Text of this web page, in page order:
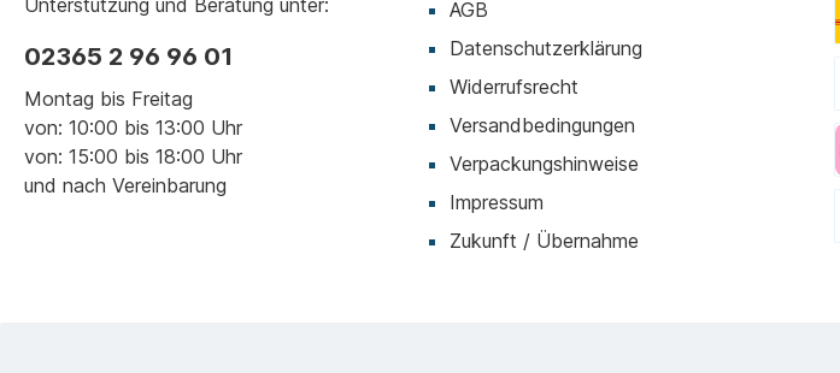
Unterstützung und Beratung unter:
02365 2 96 96 01
Montag bis Freitag
von: 10:00 bis 13:00 Uhr
von: 15:00 bis 18:00 Uhr
und nach Vereinbarung
AGB
Datenschutzerklärung
Widerrufsrecht
Versandbedingungen
Verpackungshinweise
Impressum
Zukunft / Übernahme